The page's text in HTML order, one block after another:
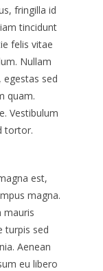
fringilla id
tincidunt
felis vitae
Nullam
sed
quam.
Vestibulum
tortor.
est,
magna.
mauris
turpis sed
Aenean
eu libero